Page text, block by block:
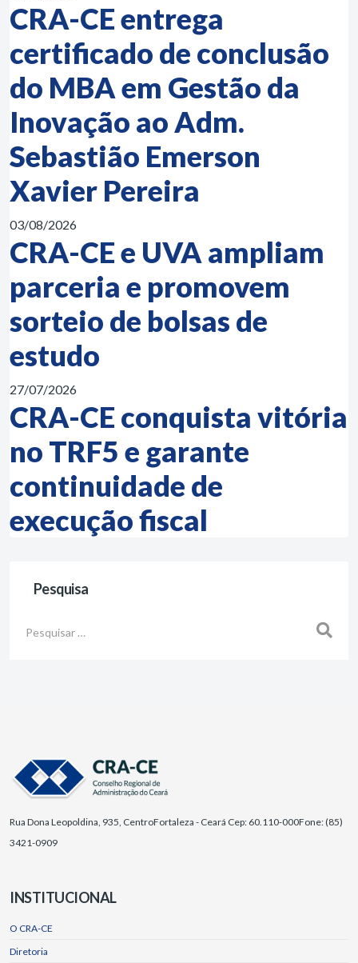
CRA-CE entrega
certificado de conclusão
do MBA em Gestão da
Inovação ao Adm.
Sebastião Emerson
Xavier Pereira
03/08/2026
CRA-CE e UVA ampliam
parceria e promovem
sorteio de bolsas de
estudo
27/07/2026
CRA-CE conquista vitória
no TRF5 e garante
continuidade de
execução fiscal
Pesquisa
Rua Dona Leopoldina, 935, CentroFortaleza - Ceará Cep: 60.110-000Fone: (85)
3421-0909
INSTITUCIONAL
O CRA-CE
Diretoria